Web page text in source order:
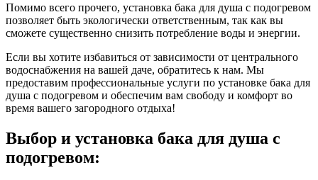
Помимо всего прочего, установка бака для душа с подогревом
позволяет быть экологически ответственным, так как вы
сможете существенно снизить потребление воды и энергии.
Если вы хотите избавиться от зависимости от центрального
водоснабжения на вашей даче, обратитесь к нам. Мы
предоставим профессиональные услуги по установке бака для
душа с подогревом и обеспечим вам свободу и комфорт во
время вашего загородного отдыха!
Выбор и установка бака для душа с
подогревом: